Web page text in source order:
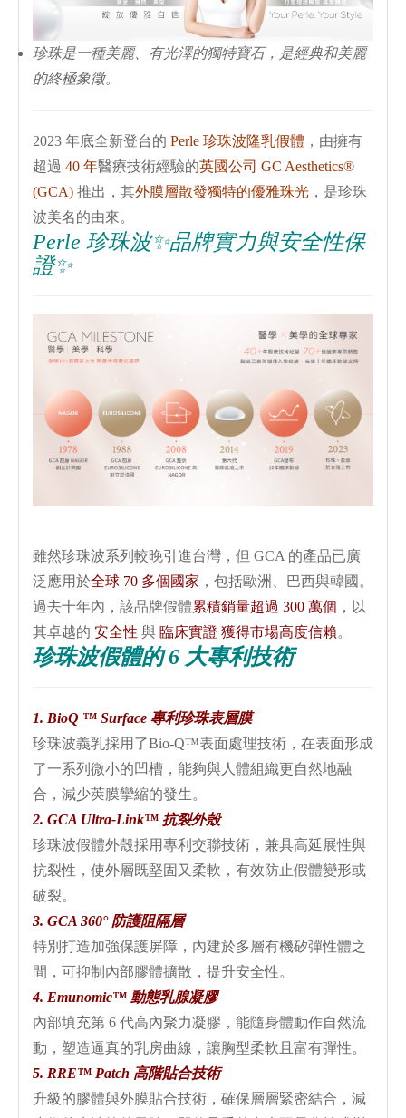
珍珠是一種美麗、有光澤的獨特寶石，是經典和美麗
的終極象徵。
2023 年底全新登台的 Perle 珍珠波隆乳假體 ，由擁有
超過 40 年醫療技術經驗的英國公司 GC Aesthetics®
(GCA) 推出，其外膜層散發獨特的優雅珠光 ，是珍珠
波美名的由來。
Perle 珍珠波✨品牌實力與安全性保
證✨
雖然珍珠波系列較晚引進台灣，但 GCA 的產品已廣
泛應用於全球 70 多個國家 ，包括歐洲、巴西與韓國。
過去十年內，該品牌假體累積銷量超過 300 萬個 ，以
其卓越的 安全性 與 臨床實證 獲得市場高度信賴。
珍珠波假體的 6 大專利技術
1. BioQ ™ Surface 專利珍珠表層膜
珍珠波義乳採用了Bio-Q™表面處理技術，在表面形成
了一系列微小的凹槽，能夠與人體組織更自然地融
合，減少莢膜攣縮的發生。
2. GCA Ultra-Link™ 抗裂外殼
珍珠波假體外殼採用專利交聯技術，兼具高延展性與
抗裂性，使外層既堅固又柔軟，有效防止假體變形或
破裂。
3. GCA 360° 防護阻隔層
特別打造加強保護屏障，內建於多層有機矽彈性體之
間，可抑制內部膠體擴散，提升安全性。
4. Emunomic™ 動態乳腺凝膠
內部填充第 6 代高內聚力凝膠，能隨身體動作自然流
動，塑造逼真的乳房曲線，讓胸型柔軟且富有彈性。
5. RRE™ Patch 高階貼合技術
升級的膠體與外膜貼合技術，確保層層緊密結合，減